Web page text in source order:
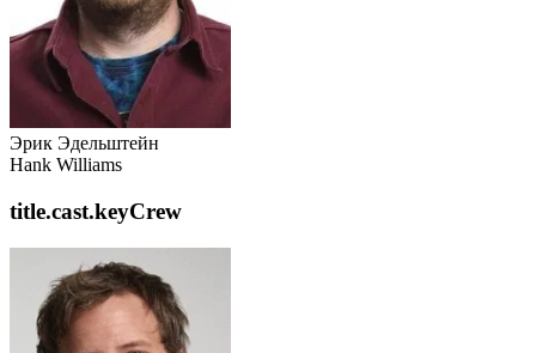
Эрик Эдельштейн
Hank Williams
title.cast.keyCrew